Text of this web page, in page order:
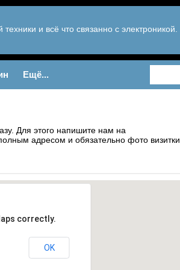
и всё что связанно с электроникой.
Ещё...
Для этого напишите нам на
адресом и обязательно фото визитки
correctly.
OK